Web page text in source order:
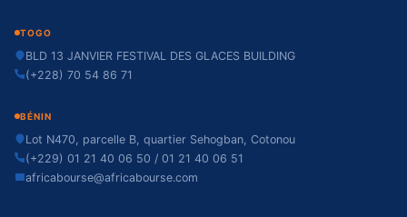
TOGO
BLD 13 JANVIER FESTIVAL DES GLACES BUILDING
(+228) 70 54 86 71
BÉNIN
Lot N470, parcelle B, quartier Sehogban, Cotonou
(+229) 01 21 40 06 50 / 01 21 40 06 51
africabourse@africabourse.com